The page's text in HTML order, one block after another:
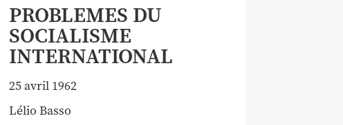
PROBLEMES DU
SOCIALISME
INTERNATIONAL
25 avril 1962
Lélio Basso